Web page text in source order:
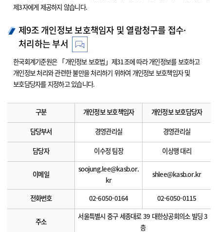
제3자에게 제공하지 않습니다.
제9조 개인정보 보호책임자 및 열람청구를 접수·
처리하는 부서
한국회계기준원은 「개인정보 보호법」제31조에 따라 개인정보를 보호하고
개인정보 처리와 관련한 불만을 처리하기 위하여 개인정보 보호책임자 및
보호담당자를 지정하고 있습니다.
구분 개인정보 보호책임자 개인정보 보호담당자
담당부서 경영관리실 경영관리실
담당자 이수정 팀장 이상행 대리
이메일
soojung.lee@kasb.or.
kr
shlee@kasb.or.kr
전화번호 02-6050-0164 02-6050-0115
주소
서울특별시 중구 세종대로 39 대한상공회의소 빌딩 3
층